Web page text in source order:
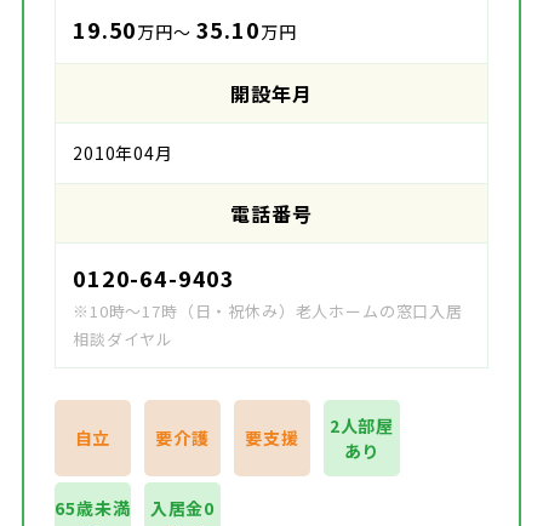
19.50万円～ 35.10万円
開設年月
2010年04月
電話番号
0120-64-9403
※10時～17時（日・祝休み）老人ホームの窓口入居
相談ダイヤル
自立 要介護 要支援
2人部屋
あり
65歳未満
入居金0